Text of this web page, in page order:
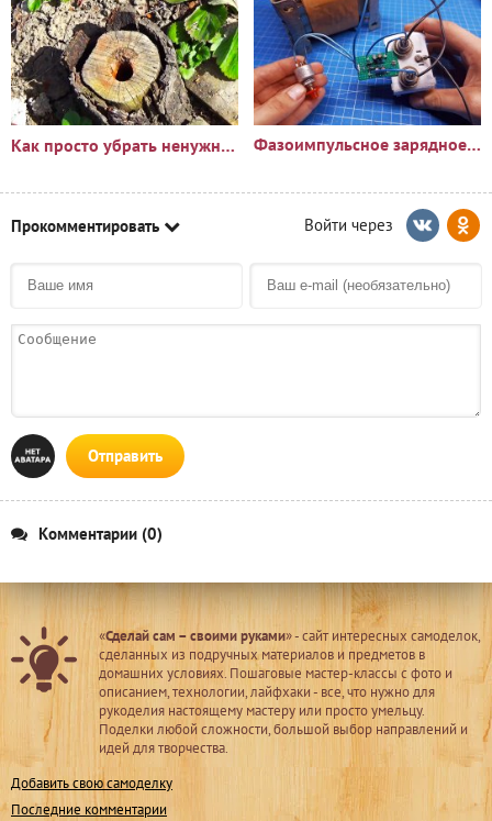
Как просто убрать ненужный пень?🪵 Фазоимпульсное зарядное устройство своими руками
Прокомментировать
Отправить
Комментарии (0)
«Сделай сам – своими руками» - сайт интересных самоделок,
сделанных из подручных материалов и предметов в
домашних условиях. Пошаговые мастер-классы с фото и
описанием, технологии, лайфхаки - все, что нужно для
рукоделия настоящему мастеру или просто умельцу.
Поделки любой сложности, большой выбор направлений и
идей для творчества.
Добавить свою самоделку
Последние комментарии